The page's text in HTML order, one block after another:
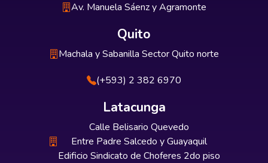
Av. Manuela Sáenz y Agramonte
Quito
Machala y Sabanilla Sector Quito norte
(+593) 2 382 6970
Latacunga
Calle Belisario Quevedo
Entre Padre Salcedo y Guayaquil
Edificio Sindicato de Choferes 2do piso